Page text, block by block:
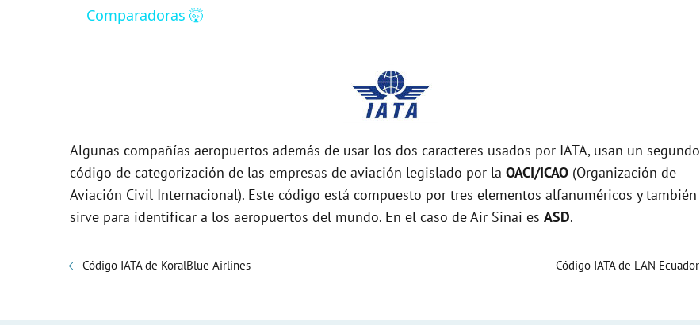
d
e
Comparadoras 🤯
Algunas compañías aeropuertos además de usar los dos caracteres usados por IATA, usan un segundo
código de categorización de las empresas de aviación legislado por la OACI/ICAO (Organización de
Aviación Civil Internacional). Este código está compuesto por tres elementos alfanuméricos y también
sirve para identificar a los aeropuertos del mundo. En el caso de Air Sinai es ASD.
Código IATA de KoralBlue Airlines Código IATA de LAN Ecuador